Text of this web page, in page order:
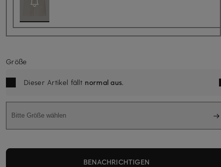
Größe
Dieser Artikel fällt normal aus.
Bitte Größe wählen
BENACHRICHTIGEN